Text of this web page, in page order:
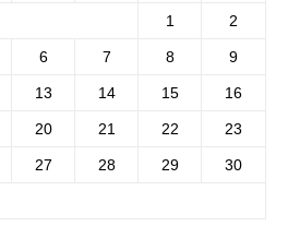
1 2
6 7 8 9
13 14 15 16
20 21 22 23
27 28 29 30